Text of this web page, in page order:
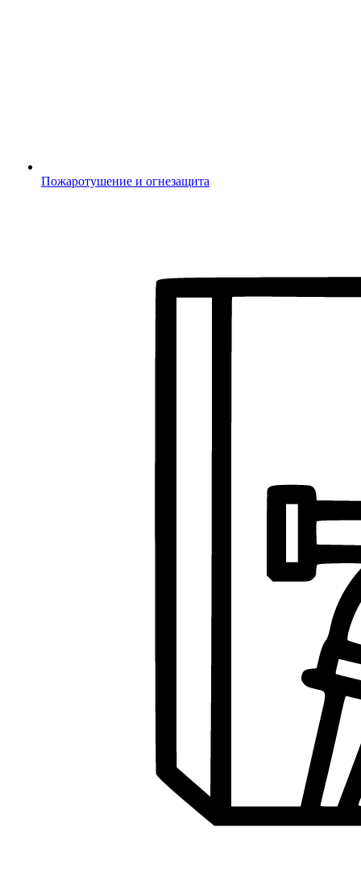
Пожаротушение и огнезащита